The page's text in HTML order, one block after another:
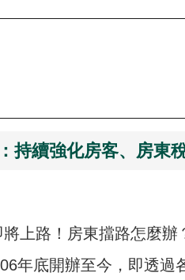
持續強化房客、房東
上路！房東擋路怎麼
年底開辦至今，即透過